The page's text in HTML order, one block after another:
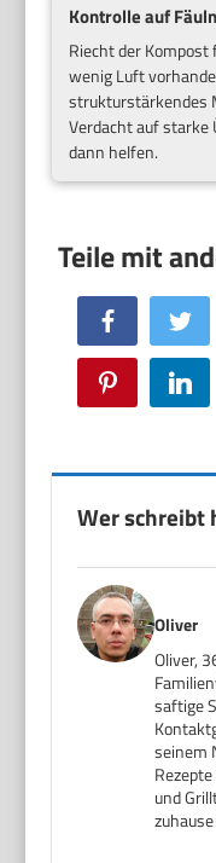
Kontrolle auf
Riecht der Kompost
wenig Luft
strukturstärkendes
Verdacht auf starke
dann helfen.
Facebook
Pinterest
Wer schreibt
Oliver
Oliver,
saftige
seinem
und